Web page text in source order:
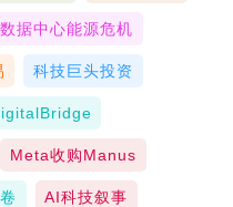
数据中心能源危机
科技巨头投资
Meta收购Manus
AI科技叙事